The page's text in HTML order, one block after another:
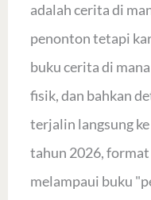
adalah cerita di
penonton tetapi
buku cerita di
fisik, dan bahkan
terjalin langsung
tahun 2026,
melampaui buku